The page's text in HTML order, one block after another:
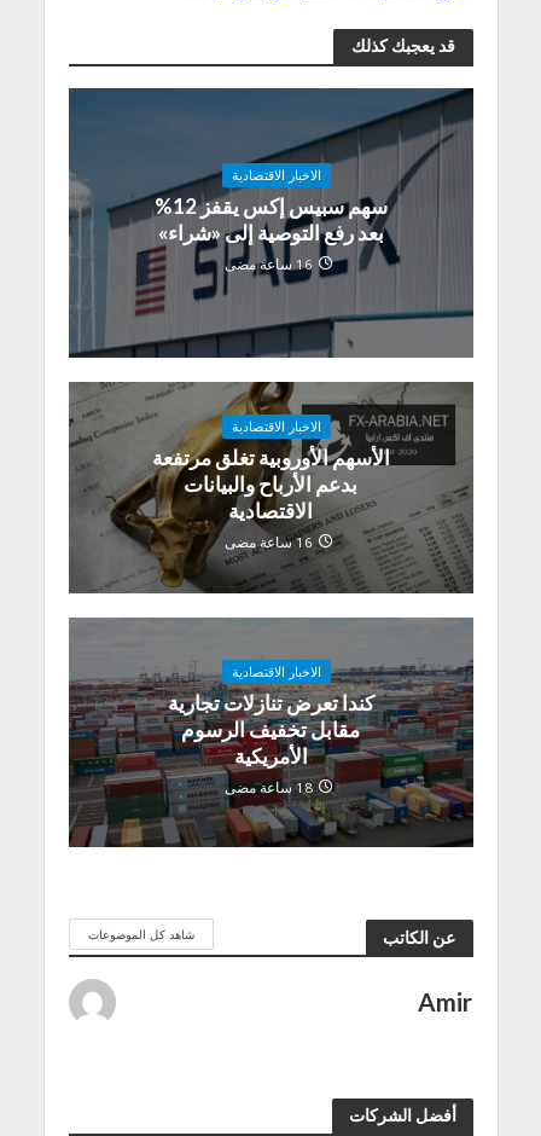
قد يعجبك كذلك
الاخبار الاقتصادية
سهم سبيس إكس يقفز 12%
بعد رفع التوصية إلى «شراء»
16 ساعة مضى
الاخبار الاقتصادية
الأسهم الأوروبية تغلق مرتفعة
بدعم الأرباح والبيانات
الاقتصادية
16 ساعة مضى
الاخبار الاقتصادية
كندا تعرض تنازلات تجارية
مقابل تخفيف الرسوم
الأمريكية
18 ساعة مضى
عن الكاتب شاهد كل الموضوعات
Amir
أفضل الشركات